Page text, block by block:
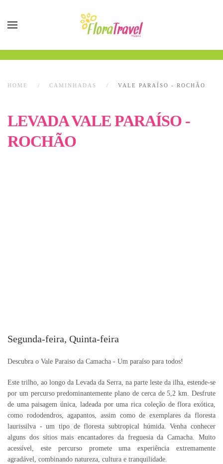
HOME CAMINHADAS VALE PARAÍSO - ROCHÃO
LEVADA VALE PARAÍSO -
ROCHÃO
Segunda-feira, Quinta-feira
Descubra o Vale Paraiso da Camacha - Um paraíso para todos!
Este trilho, ao longo da Levada da Serra, na parte leste da ilha, estende-se
por um percurso predominantemente plano de cerca de 5,2 km. Desfrute
de uma paisagem única, ladeada por uma rica coleção de flora exótica,
como rododendros, agapantos, assim como de exemplares da floresta
laurissilva - um tipo de floresta subtropical húmida. Venha conhecer
alguns dos sítios mais encantadores da freguesia da Camacha. Muito
acessível, este percurso promete uma experiência extremamente
agradável, combinando natureza, cultura e tranquilidade.